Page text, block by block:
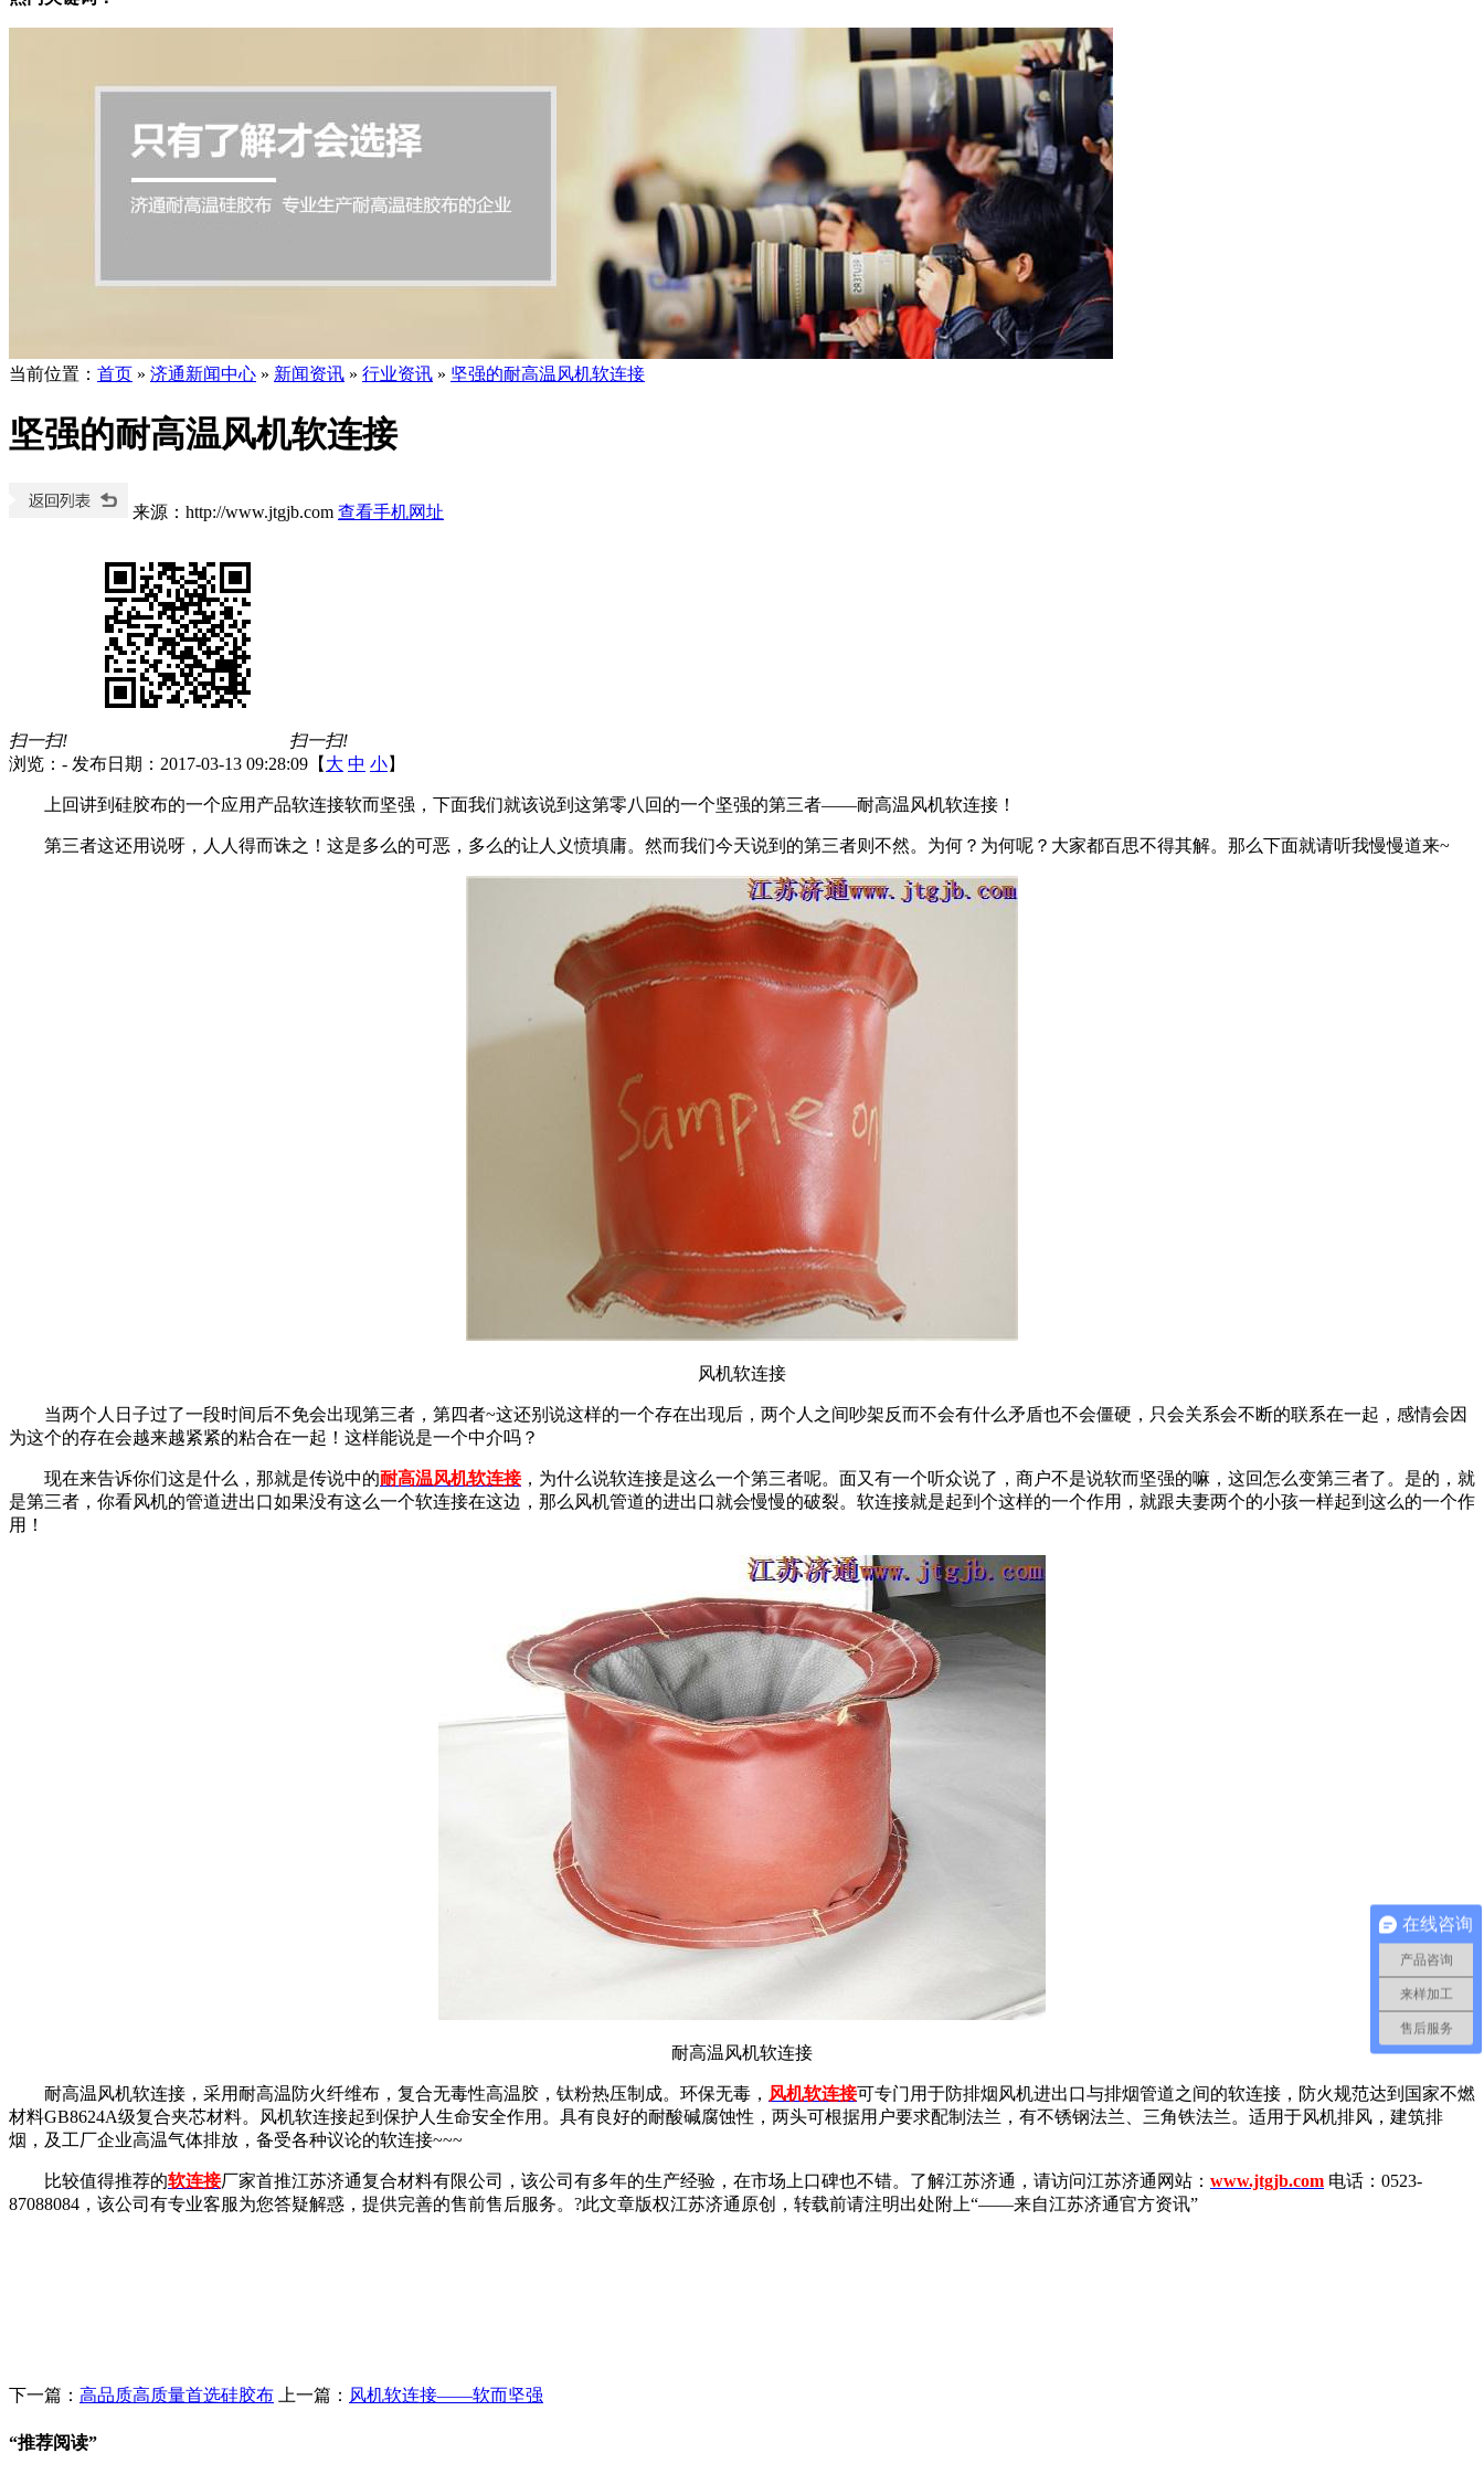
当前位置 ： 首页 » 济通新闻中心 » 新闻资讯 » 行业资讯 » 坚强的耐高温风机软连接
坚强的耐高温风机软连接
来源：http://www.jtgjb.com 查看手机网址
扫一扫!
扫一扫!
浏览： - 发布日期：2017-03-13 09:28:09【 大 中 小】
上回讲到硅胶布的一个应用产品软连接软而坚强，下面我们就该说到这第零八回的一个坚强的第三者——耐高温风机软连接！
第三者这还用说呀，人人得而诛之！这是多么的可恶，多么的让人义愤填庸。然而我们今天说到的第三者则不然。为何？为何呢？大家都百思不得其解。那么下面就请听我慢慢道来~
风机软连接
当两个人日子过了一段时间后不免会出现第三者，第四者~这还别说这样的一个存在出现后，两个人之间吵架反而不会有什么矛盾也不会僵硬，只会关系会不断的联系在一起，感情会因
为这个的存在会越来越紧紧的粘合在一起！这样能说是一个中介吗？
现在来告诉你们这是什么，那就是传说中的耐高温风机软连接，为什么说软连接是这么一个第三者呢。面又有一个听众说了，商户不是说软而坚强的嘛，这回怎么变第三者了。是的，就
是第三者，你看风机的管道进出口如果没有这么一个软连接在这边，那么风机管道的进出口就会慢慢的破裂。软连接就是起到个这样的一个作用，就跟夫妻两个的小孩一样起到这么的一个作
用！
耐高温风机软连接
耐高温风机软连接，采用耐高温防火纤维布，复合无毒性高温胶，钛粉热压制成。环保无毒， 风机软连接可专门用于防排烟风机进出口与排烟管道之间的软连接，防火规范达到国家不燃
材料GB8624A级复合夹芯材料。风机软连接起到保护人生命安全作用。具有良好的耐酸碱腐蚀性，两头可根据用户要求配制法兰，有不锈钢法兰、三角铁法兰。适用于风机排风，建筑排
烟，及工厂企业高温气体排放，备受各种议论的软连接~~~
比较值得推荐的软连接厂家首推江苏济通复合材料有限公司，该公司有多年的生产经验，在市场上口碑也不错。了解江苏济通，请访问江苏济通网站： www.jtgjb.com 电话：0523-
87088084，该公司有专业客服为您答疑解惑，提供完善的售前售后服务。?此文章版权江苏济通原创，转载前请注明出处附上“——来自江苏济通官方资讯”
下一篇： 高品质高质量首选硅胶布 上一篇： 风机软连接——软而坚强
“推荐阅读”
在线咨询
产品咨询
来样加工
售后服务